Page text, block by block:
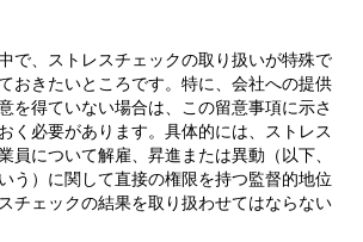
で、ストレスチェックの取り扱いが特殊で
おきたいところです。特に、会社への提供
を得ていない場合は、この留意事項に示さ
く必要があります。具体的には、ストレス
員について解雇、昇進または異動（以下、
う）に関して直接の権限を持つ監督的地位
チェックの結果を取り扱わせてはならない